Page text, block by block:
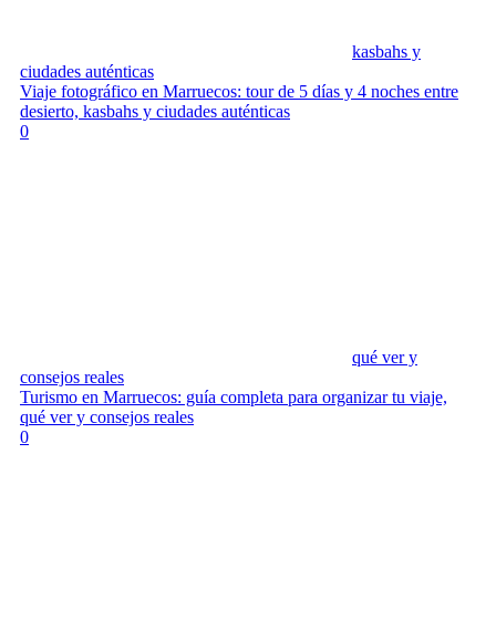
kasbahs y
ciudades auténticas
Viaje fotográfico en Marruecos: tour de 5 días y 4 noches entre
desierto, kasbahs y ciudades auténticas
0
qué ver y
consejos reales
Turismo en Marruecos: guía completa para organizar tu viaje,
qué ver y consejos reales
0